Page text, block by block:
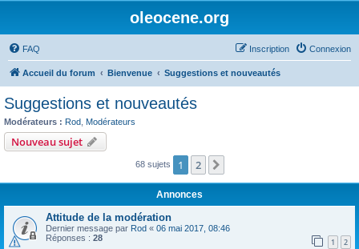
oleocene.org
FAQ Connexion
Inscription
Accueil du forum Bienvenue Suggestions et nouveautés
Suggestions et nouveautés
Modérateurs : Rod Modérateurs
Nouveau sujet
68 sujets 1 2
Annonces
Attitude de la modération
Dernier message par Rod « 06 mai 2017, 08:46
Réponses : 28 1 2